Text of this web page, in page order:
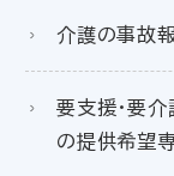
介護の事故報
要支援・要
の提供希望専